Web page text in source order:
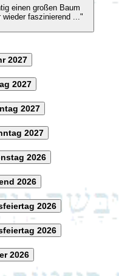
einen großen Baum
2027
2027
2027
2027
2026
2026
2026
2026
2026